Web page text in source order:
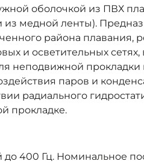
оболочкой из ПВХ
из медной ленты).
района плавания,
и осветительных сетях,
неподвижной прокладки
паров и
радиального
прокладке.
400 Гц. Номинальное